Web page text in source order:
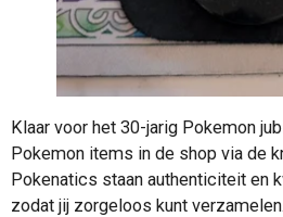
Klaar voor het 30-jarig Pokemon
Pokemon items in de shop via de
Pokenatics staan authenticiteit en
zodat jij zorgeloos kunt